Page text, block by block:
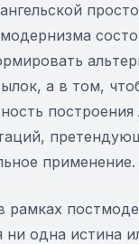
а в том,
рамках
одна истина